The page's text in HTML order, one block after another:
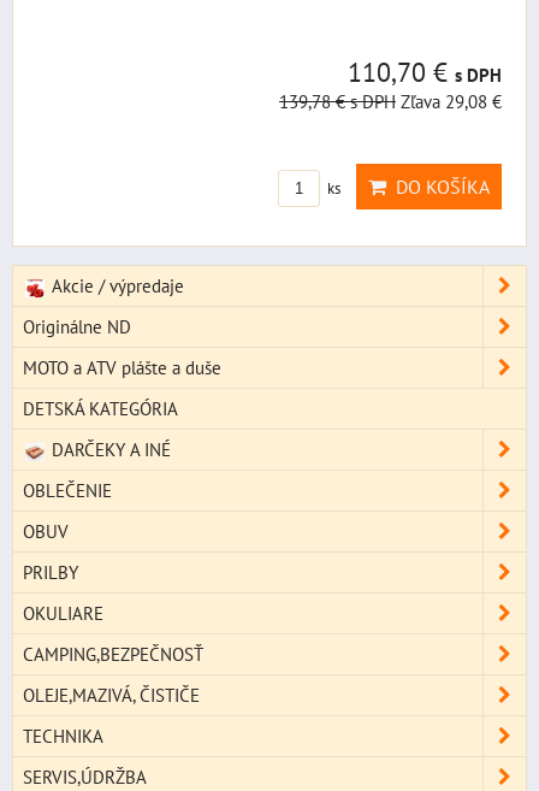
110,70 € s DPH
139,78 €s DPH Zľava 29,08 €
ks DO KOŠÍKA
Akcie / výpredaje
Originálne ND
MOTO a ATV plášte a duše
DETSKÁ KATEGÓRIA
DARČEKY A INÉ
OBLEČENIE
OBUV
PRILBY
OKULIARE
CAMPING,BEZPEČNOSŤ
OLEJE,MAZIVÁ, ČISTIČE
TECHNIKA
SERVIS,ÚDRŽBA